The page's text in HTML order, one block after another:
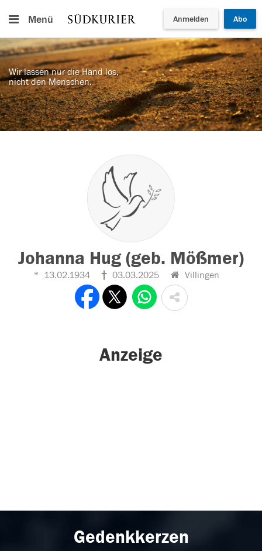
Menü Anmelden Abo
Wir lassen nur die Hand los,
nicht den Menschen.
Johanna Hug (geb. Mößmer)
13.02.1934 03.03.2025 Villingen
Anzeige
Gedenkkerzen